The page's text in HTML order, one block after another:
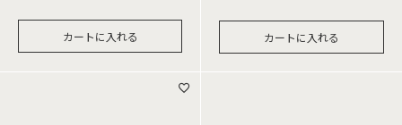
カートに入れる カートに入れる